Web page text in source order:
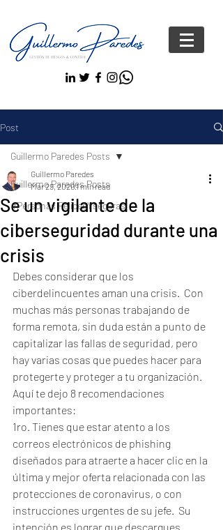
Post
Guillermo Paredes Posts
#Personas FelicesYseguras
Guillermo Paredes Posts
Se un vigilante de la
ciberseguridad durante una
crisis
Guillermo Paredes
Mar 29, 20201 min read
Debes considerar que los
ciberdelincuentes aman una crisis.  Con
muchas más personas trabajando de
forma remota, sin duda están a punto de
capitalizar las fallas de seguridad, pero
hay varias cosas que puedes hacer para
protegerte y proteger a tu organización.
Aquí te dejo 8 recomendaciones
importantes:
1ro. Tienes que estar atento a los
correos electrónicos de phishing
diseñados para atraerte a hacer clic en la
última y mejor oferta relacionada con las
protecciones de coronavirus, o con
instrucciones urgentes de su jefe.  Su
intención es lograr que descargues